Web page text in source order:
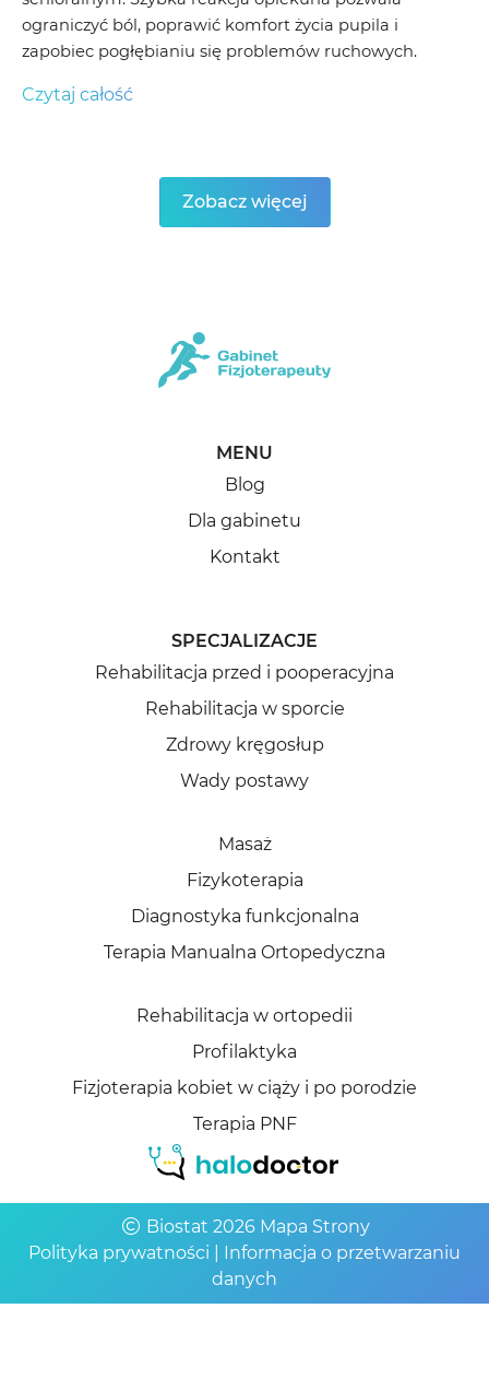
ograniczyć ból, poprawić komfort życia pupila i
zapobiec pogłębianiu się problemów ruchowych.
Czytaj całość
Zobacz więcej
MENU
Blog
Dla gabinetu
Kontakt
SPECJALIZACJE
Rehabilitacja przed i pooperacyjna
Rehabilitacja w sporcie
Zdrowy kręgosłup
Wady postawy
Masaż
Fizykoterapia
Diagnostyka funkcjonalna
Terapia Manualna Ortopedyczna
Rehabilitacja w ortopedii
Profilaktyka
Fizjoterapia kobiet w ciąży i po porodzie
Terapia PNF
Biostat 2026 Mapa Strony
Polityka prywatności
Informacja o przetwarzaniu
danych